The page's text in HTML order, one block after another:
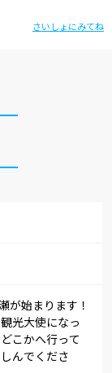
さいしょにみてね
が始まります！
光大使になっ
こかへ行って
んでくださ